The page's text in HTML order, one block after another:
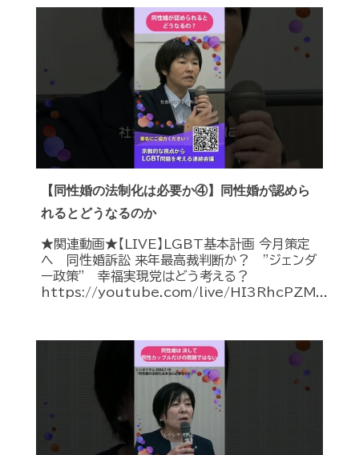
【同性婚の法制化は必要か④】同性婚が認めら
れるとどうなるのか
★関連動画★【LIVE】LGBT基本計画 今月策定
へ 同性婚訴訟 来年最高裁判断か？ ”ジェンダ
ー政策” 幸福実現党はどう考える？
https://youtube.com/live/HI3RhcPZM...